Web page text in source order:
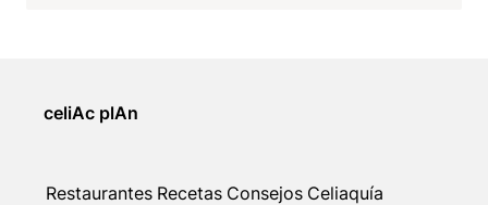
celiAc plAn
Restaurantes Recetas Consejos Celiaquía